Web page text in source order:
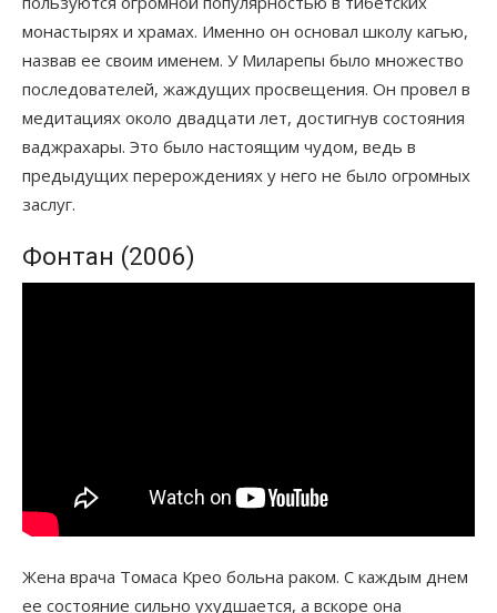
монастырях и храмах. Именно он основал школу кагью,
назвав ее своим именем. У Миларепы было множество
последователей, жаждущих просвещения. Он провел в
медитациях около двадцати лет, достигнув состояния
ваджрахары. Это было настоящим чудом, ведь в
предыдущих перерождениях у него не было огромных
заслуг.
Фонтан (2006)
Жена врача Томаса Крео больна раком. С каждым днем
ее состояние сильно ухудшается, а вскоре она